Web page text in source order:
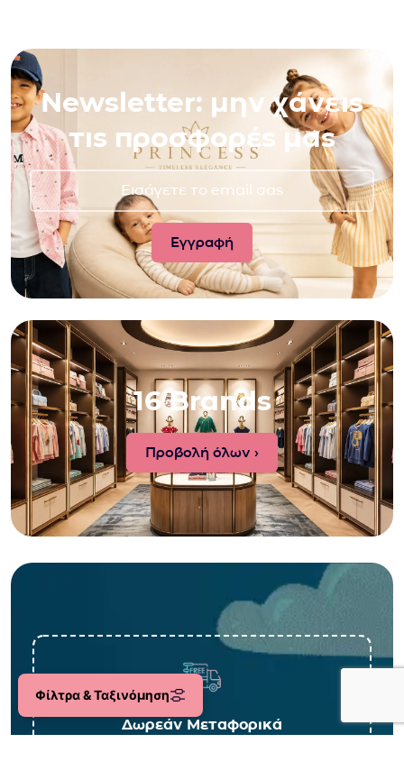
Φίλτρα & Ταξινόμηση
Newsletter: μην χάνεις
τις προσφορές μας
16 Brands
Προβολή όλων ›
Δωρεάν Μεταφορικά